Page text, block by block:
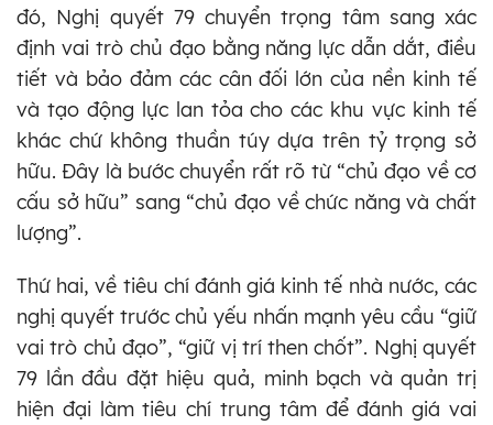
đó, Nghị quyết 79 chuyển trọng tâm sang xác
định vai trò chủ đạo bằng năng lực dẫn dắt, điều
tiết và bảo đảm các cân đối lớn của nền kinh tế
và tạo động lực lan tỏa cho các khu vực kinh tế
khác chứ không thuần túy dựa trên tỷ trọng sở
hữu. Đây là bước chuyển rất rõ từ “chủ đạo về cơ
cấu sở hữu” sang “chủ đạo về chức năng và chất
lượng”.
Thứ hai, về tiêu chí đánh giá kinh tế nhà nước, các
nghị quyết trước chủ yếu nhấn mạnh yêu cầu “giữ
vai trò chủ đạo”, “giữ vị trí then chốt”. Nghị quyết
79 lần đầu đặt hiệu quả, minh bạch và quản trị
hiện đại làm tiêu chí trung tâm để đánh giá vai